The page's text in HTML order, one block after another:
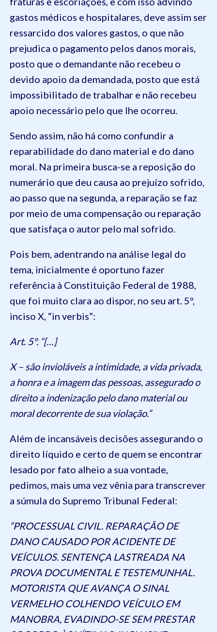
gastos médicos e hospitalares, deve assim ser
ressarcido dos valores gastos, o que não
prejudica o pagamento pelos danos morais,
posto que o demandante não recebeu o
devido apoio da demandada, posto que está
impossibilitado de trabalhar e não recebeu
apoio necessário pelo que lhe ocorreu.
Sendo assim, não há como confundir a
reparabilidade do dano material e do dano
moral. Na primeira busca-se a reposição do
numerário que deu causa ao prejuízo sofrido,
ao passo que na segunda, a reparação se faz
por meio de uma compensação ou reparação
que satisfaça o autor pelo mal sofrido.
Pois bem, adentrando na análise legal do
tema, inicialmente é oportuno fazer
referência à Constituição Federal de 1988,
que foi muito clara ao dispor, no seu art. 5º,
inciso X, “in verbis”:
Art. 5º. “[…]
X – são invioláveis a intimidade, a vida privada,
a honra e a imagem das pessoas, assegurado o
direito a indenização pelo dano material ou
moral decorrente de sua violação.”
Além de incansáveis decisões assegurando o
direito líquido e certo de quem se encontrar
lesado por fato alheio a sua vontade,
pedimos, mais uma vez vênia para transcrever
a súmula do Supremo Tribunal Federal:
“PROCESSUAL CIVIL. REPARAÇÃO DE
DANO CAUSADO POR ACIDENTE DE
VEÍCULOS. SENTENÇA LASTREADA NA
PROVA DOCUMENTAL E TESTEMUNHAL.
MOTORISTA QUE AVANÇA O SINAL
VERMELHO COLHENDO VEÍCULO EM
MANOBRA, EVADINDO-SE SEM PRESTAR